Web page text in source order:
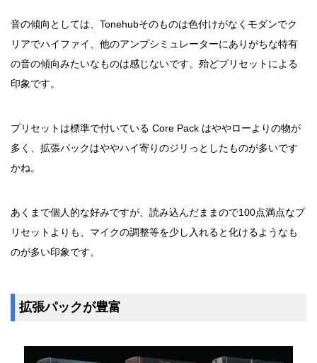
音の傾向としては、Tonehubそのものは色付けがなくモダンでク
リアでハイファイ、他のアンプシミュレーターにありがちな特有
の音の傾向みたいなものは感じないです。殆どプリセットによる
印象です。
プリセットは標準で付いている Core Pack はややローよりの物が
多く、拡張パックはややハイ寄りのジリっとしたものが多いです
かね。
あくまで個人的な好みですが、読み込んだままので100点満点なプ
リセットよりも、マイクの調整等を少し入れると化けるようなも
のが多い印象です。
拡張パックが豊富